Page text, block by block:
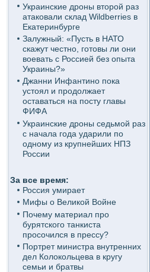
Украинские дроны второй раз
атаковали склад Wildberries в
Екатеринбурге
Залужный: «Пусть в НАТО
скажут честно, готовы ли они
воевать с Россией без опыта
Украины?»
Джанни Инфантино пока
устоял и продолжает
оставаться на посту главы
ФИФА
Украинские дроны седьмой раз
с начала года ударили по
одному из крупнейших НПЗ
России
За все время:
Россия умирает
Мифы о Великой Войне
Почему материал про
бурятского танкиста
просочился в прессу?
Портрет министра внутренних
дел Колокольцева в кругу
семьи и братвы